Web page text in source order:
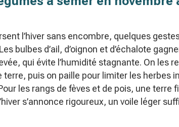
l’hiver sans encombre, quelques
bulbes d’ail, d’oignon et d’échalote
qui évite l’humidité stagnante. On les
puis on paille pour limiter les herbes
les rangs de fèves et de pois, une terre
s’annonce rigoureux, un voile léger